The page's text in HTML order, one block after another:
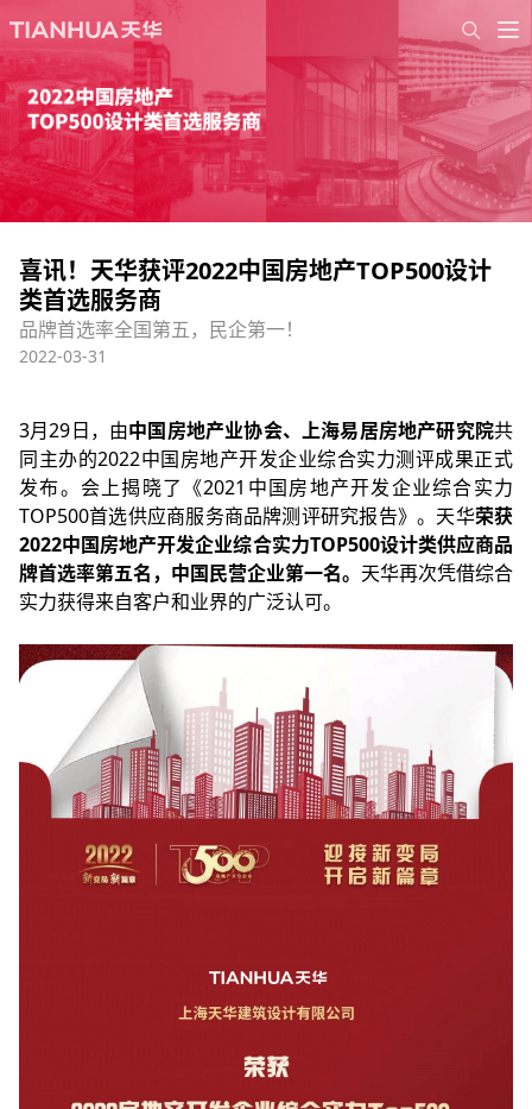
喜讯！天华获评2022中国房地产TOP500设计
类首选服务商
品牌首选率全国第五，民企第一！
2022-03-31
3月29日，由中国房地产业协会、上海易居房地产研究院共
同主办的2022中国房地产开发企业综合实力测评成果正式
发布。会上揭晓了《2021中国房地产开发企业综合实力
TOP500首选供应商服务商品牌测评研究报告》。天华荣获
2022中国房地产开发企业综合实力TOP500设计类供应商品
牌首选率第五名，中国民营企业第一名。 天华再次凭借综合
实力获得来自客户和业界的广泛认可。